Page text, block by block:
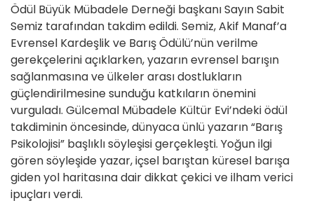
Ödül Büyük Mübadele Derneği başkanı Sayın Sabit
Semiz tarafından takdim edildi. Semiz, Akif Manaf’a
Evrensel Kardeşlik ve Barış Ödülü’nün verilme
gerekçelerini açıklarken, yazarın evrensel barışın
sağlanmasına ve ülkeler arası dostlukların
güçlendirilmesine sunduğu katkıların önemini
vurguladı. Gülcemal Mübadele Kültür Evi’ndeki ödül
takdiminin öncesinde, dünyaca ünlü yazarın “Barış
Psikolojisi” başlıklı söyleşisi gerçekleşti. Yoğun ilgi
gören söyleşide yazar, içsel barıştan küresel barışa
giden yol haritasına dair dikkat çekici ve ilham verici
ipuçları verdi.